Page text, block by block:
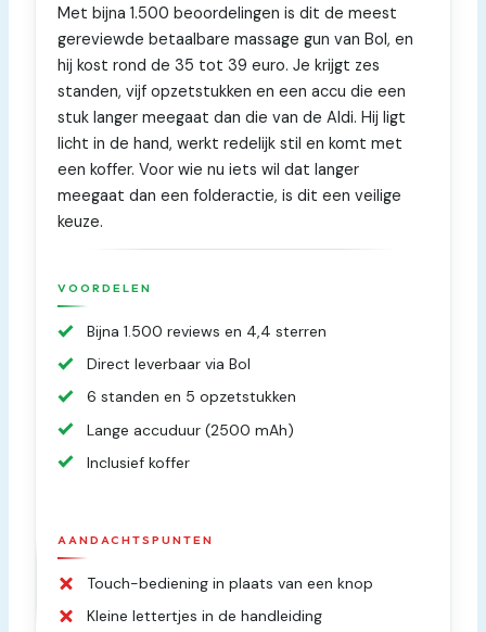
Met bijna 1.500 beoordelingen is dit de meest
gereviewde betaalbare massage gun van Bol, en
hij kost rond de 35 tot 39 euro. Je krijgt zes
standen, vijf opzetstukken en een accu die een
stuk langer meegaat dan die van de Aldi. Hij ligt
licht in de hand, werkt redelijk stil en komt met
een koffer. Voor wie nu iets wil dat langer
meegaat dan een folderactie, is dit een veilige
keuze.
VOORDELEN
Bijna 1.500 reviews en 4,4 sterren
Direct leverbaar via Bol
6 standen en 5 opzetstukken
Lange accuduur (2500 mAh)
Inclusief koffer
AANDACHTSPUNTEN
Touch-bediening in plaats van een knop
Kleine lettertjes in de handleiding